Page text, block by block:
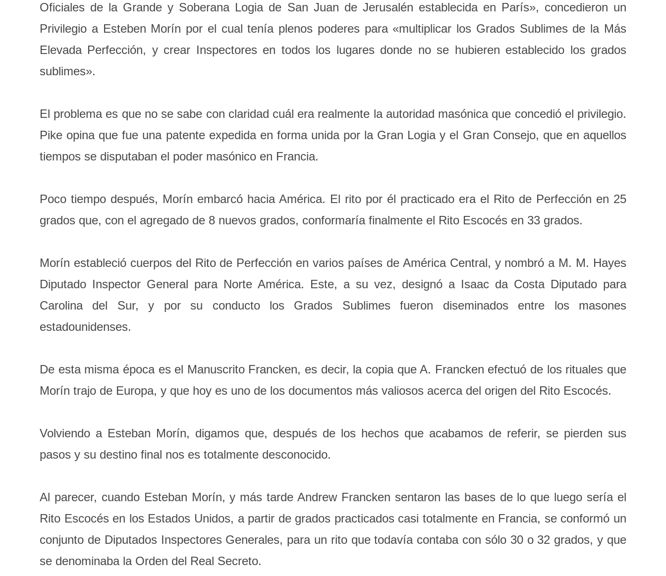
Oficiales de la Grande y Soberana Logia de San Juan de Jerusalén establecida en París», concedieron un
Privilegio a Esteben Morín por el cual tenía plenos poderes para «multiplicar los Grados Sublimes de la Más
Elevada Perfección, y crear Inspectores en todos los lugares donde no se hubieren establecido los grados
sublimes».
El problema es que no se sabe con claridad cuál era realmente la autoridad masónica que concedió el privilegio.
Pike opina que fue una patente expedida en forma unida por la Gran Logia y el Gran Consejo, que en aquellos
tiempos se disputaban el poder masónico en Francia.
Poco tiempo después, Morín embarcó hacia América. El rito por él practicado era el Rito de Perfección en 25
grados que, con el agregado de 8 nuevos grados, conformaría finalmente el Rito Escocés en 33 grados.
Morín estableció cuerpos del Rito de Perfección en varios países de América Central, y nombró a M. M. Hayes
Diputado Inspector General para Norte América. Este, a su vez, designó a Isaac da Costa Diputado para
Carolina del Sur, y por su conducto los Grados Sublimes fueron diseminados entre los masones
estadounidenses.
De esta misma época es el Manuscrito Francken, es decir, la copia que A. Francken efectuó de los rituales que
Morín trajo de Europa, y que hoy es uno de los documentos más valiosos acerca del origen del Rito Escocés.
Volviendo a Esteban Morín, digamos que, después de los hechos que acabamos de referir, se pierden sus
pasos y su destino final nos es totalmente desconocido.
Al parecer, cuando Esteban Morín, y más tarde Andrew Francken sentaron las bases de lo que luego sería el
Rito Escocés en los Estados Unidos, a partir de grados practicados casi totalmente en Francia, se conformó un
conjunto de Diputados Inspectores Generales, para un rito que todavía contaba con sólo 30 o 32 grados, y que
se denominaba la Orden del Real Secreto.